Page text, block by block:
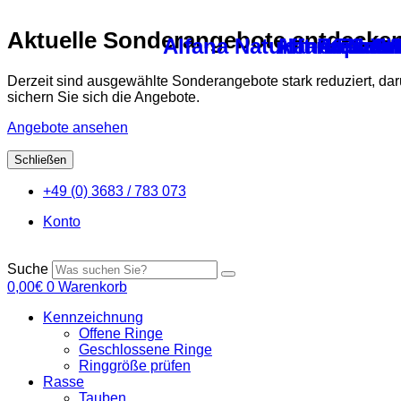
Aktuelle Sonderangebote
Derzeit sind ausgewählte Sonderangebote stark reduziert,
sichern Sie sich die Angebote.
Angebote ansehen
Schließen
Inhalt
+49 (0) 3683 / 783 073
Konto
Suche
0,00€ 0 Warenkorb
Kennzeichnung
Offene Ringe
Geschlossene Ringe
Ringgröße prüfen
Rasse
Alfana NaturfitAlfanaFS